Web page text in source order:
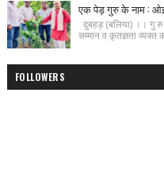
एक पेड़ गुरु के नाम :
दुबहड़ (बलिया) ।। गु
सम्मान व कृतज्ञता
FOLLOWERS